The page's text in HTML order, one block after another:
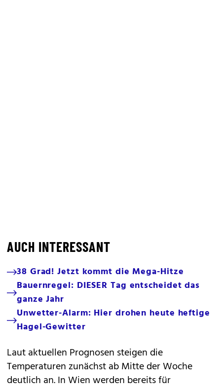
AUCH INTERESSANT
38 Grad! Jetzt kommt die Mega-Hitze
Bauernregel: DIESER Tag entscheidet das
ganze Jahr
Unwetter-Alarm: Hier drohen heute heftige
Hagel-Gewitter
Laut aktuellen Prognosen steigen die
Temperaturen zunächst ab Mitte der Woche
deutlich an. In Wien werden bereits für